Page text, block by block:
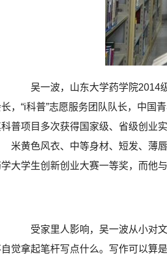
吴一波，山东大学药学院2014级
，“i科普”志愿服务团队队长，中国
普项目多次获得国家级、省级创业
黄色风衣、中等身材、短发、薄唇
大学生创新创业大赛一等奖，而他
受家里人影响，吴一波从小对文
自觉拿起笔杆写点什么。写作可以算